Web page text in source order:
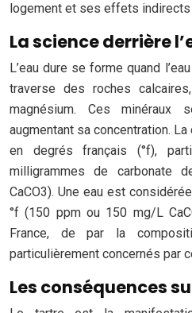
logement et ses effets
La science derrière
L’eau dure se forme quand
traverse des roches
magnésium. Ces minéraux
augmentant sa concentration.
en degrés français (°f),
milligrammes de carbonate
CaCO3). Une eau est
°f (150 ppm ou 150 mg/L
France, de par la
particulièrement concernés par
Les conséquences